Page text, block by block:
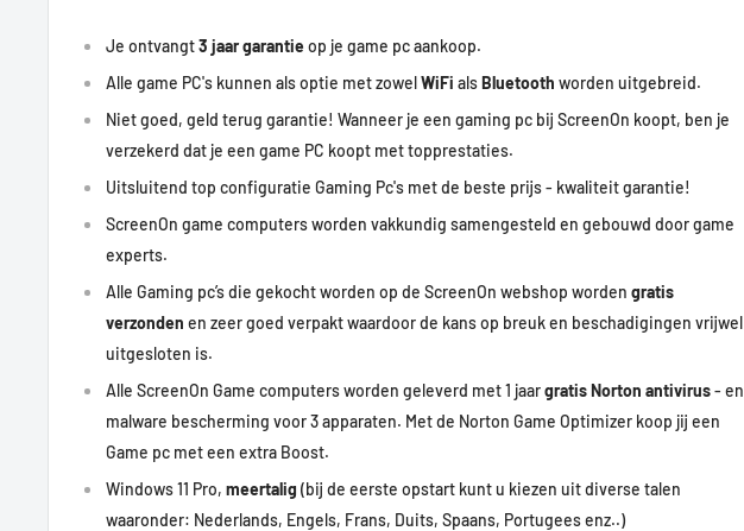
Je ontvangt3 jaar garantie op je game pc aankoop.
Alle game PC's kunnen als optie met zowelWiFi alsBluetooth worden uitgebreid.
Niet goed, geld terug garantie! Wanneer je een gaming pc bij ScreenOn koopt, ben je
verzekerd dat je een game PC koopt mettopprestaties.
Uitsluitend top configuratie Gaming Pc's met de beste prijs - kwaliteit garantie!
ScreenOn game computers worden vakkundig samengesteld en gebouwd door game
experts.
Alle Gaming pc’s die gekocht worden op de ScreenOn webshop worden gratis
verzonden en zeer goed verpakt waardoor de kans op breuk en beschadigingen vrijwel
uitgesloten is.
Alle ScreenOn Game computers worden geleverd met 1 jaargratis Norton antivirus- en
malware bescherming voor 3 apparaten. Met de Norton Game Optimizer koop jij een
Game pc met een extra Boost.
Windows 11 Pro, meertalig (bij de eerste opstart kunt u kiezen uit diverse talen
waaronder: Nederlands, Engels, Frans, Duits, Spaans, Portugees enz..)